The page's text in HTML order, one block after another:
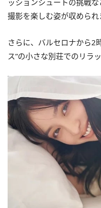
ッションシュートの挑戦
撮影を楽しむ姿が収められ
さらに、バルセロナから2
ス”の小さな別荘でのリラ